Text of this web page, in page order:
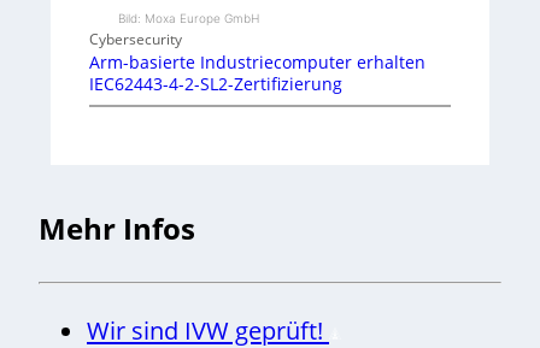
Bild: Moxa Europe GmbH
Cybersecurity
Arm-basierte Industriecomputer erhalten
IEC62443-4-2-SL2-Zertifizierung
Mehr Infos
Wir sind IVW geprüft!